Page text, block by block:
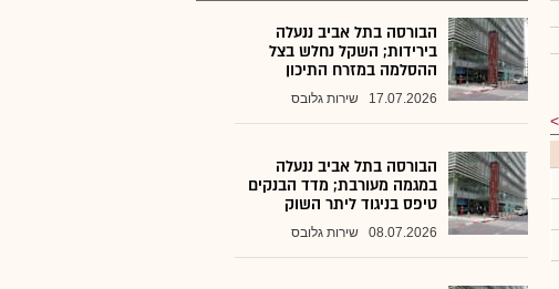
הבורסה בתל אביב ננעלה
בירידות; השקל נחלש בצל
ההסלמה במזרח התיכון
17.07.2026 שירות גלובס
הבורסה בתל אביב ננעלה
במגמה מעורבת; מדד הבנקים
טיפס בניגוד ליתר השוק
08.07.2026 שירות גלובס